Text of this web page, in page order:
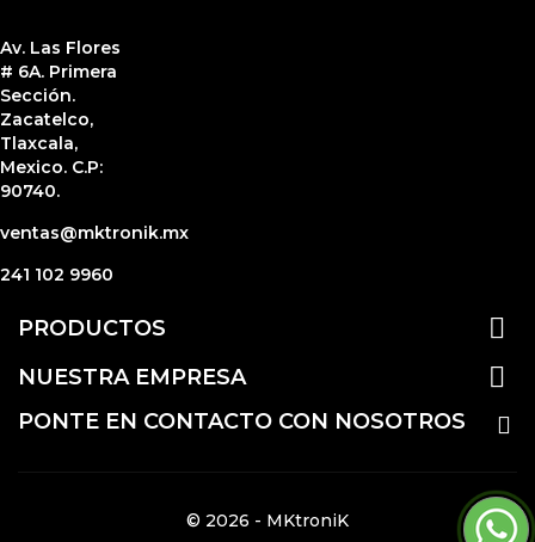
Av. Las Flores
# 6A. Primera
Sección.
Zacatelco,
Tlaxcala,
Mexico. C.P:
90740.
ventas@mktronik.mx
241 102 9960
PRODUCTOS 
NUESTRA EMPRESA 
PONTE EN CONTACTO CON NOSOTROS
© 2026 - MKtroniK